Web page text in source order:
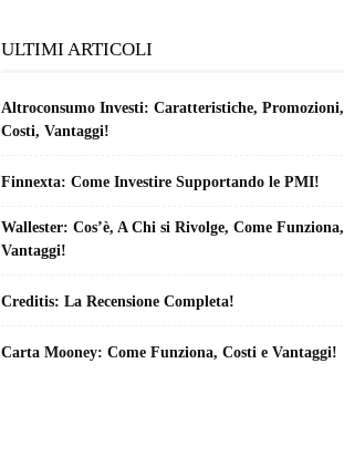
ULTIMI ARTICOLI
Altroconsumo Investi: Caratteristiche, Promozioni,
Costi, Vantaggi!
Finnexta: Come Investire Supportando le PMI!
Wallester: Cos’è, A Chi si Rivolge, Come Funziona,
Vantaggi!
Creditis: La Recensione Completa!
Carta Mooney: Come Funziona, Costi e Vantaggi!